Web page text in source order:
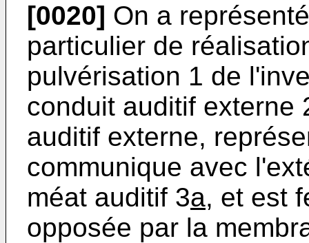
[0020] On a
particulier de
pulvérisation 1 de
conduit auditif externe
auditif externe,
communique avec
méat auditif 3a, et est
opposée par la